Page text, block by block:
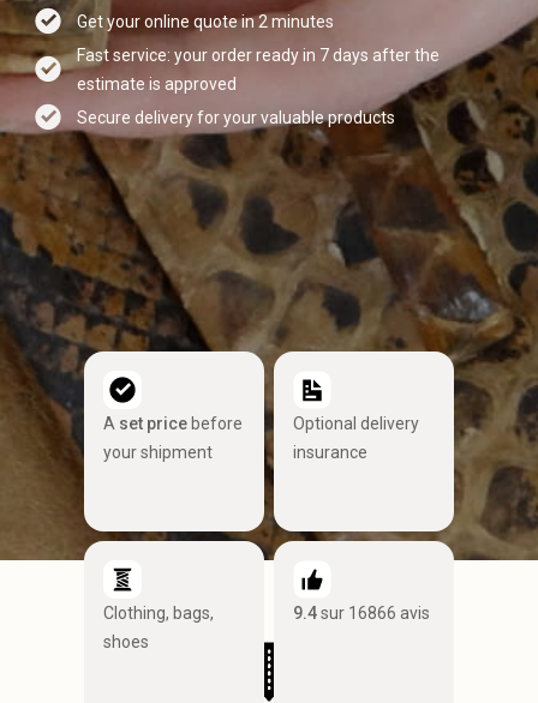
Get your online quote in 2 minutes
Fast service: your order ready in 7 days after the
estimate is approved
Secure delivery for your valuable products
A set price before
your shipment
Optional delivery
insurance
Clothing, bags,
shoes
9.4sur 16866 avis